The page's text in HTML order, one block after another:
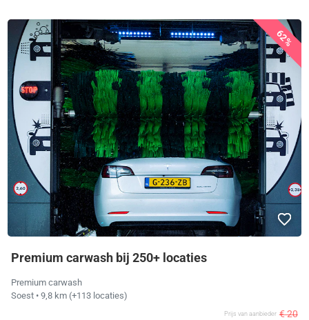
62%
Premium carwash bij 250+ locaties
Premium carwash
Soest • 9,8 km (+113 locaties)
Prijs van aanbieder € 20